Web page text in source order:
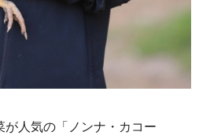
人気の「ノンナ・カコー